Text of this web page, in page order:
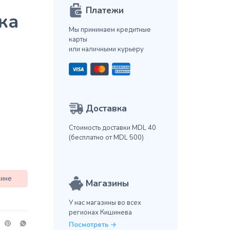
Платежи
Мы принимаем кредитные
карты
или наличными курьеру
Доставка
Стоимость доставки MDL 40
(бесплатно от MDL 500)
Магазины
У нас магазины во всех
регионах Кишинева
Посмотреть